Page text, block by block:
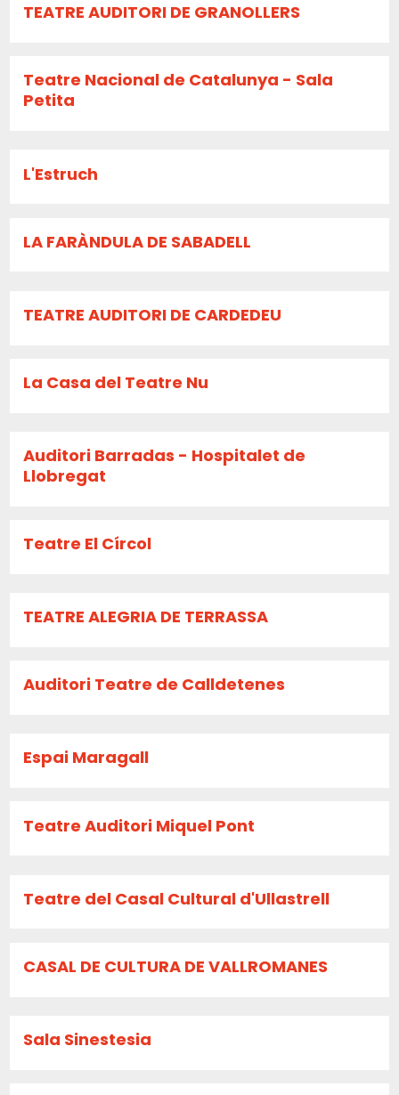
TEATRE AUDITORI DE GRANOLLERS
Teatre Nacional de Catalunya - Sala
Petita
L'Estruch
LA FARÀNDULA DE SABADELL
TEATRE AUDITORI DE CARDEDEU
La Casa del Teatre Nu
Auditori Barradas - Hospitalet de
Llobregat
Teatre El Círcol
TEATRE ALEGRIA DE TERRASSA
Auditori Teatre de Calldetenes
Espai Maragall
Teatre Auditori Miquel Pont
Teatre del Casal Cultural d'Ullastrell
CASAL DE CULTURA DE VALLROMANES
Sala Sinestesia